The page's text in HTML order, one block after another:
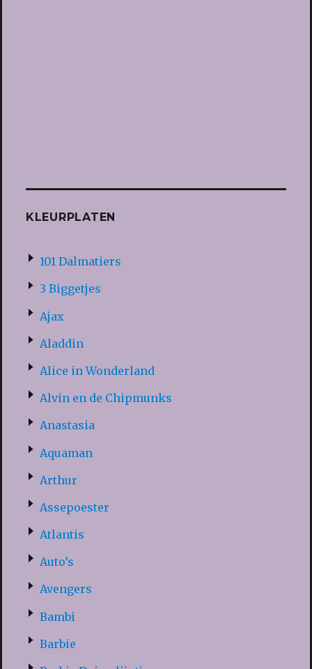
KLEURPLATEN
101 Dalmatiers
3 Biggetjes
Ajax
Aladdin
Alice in Wonderland
Alvin en de Chipmunks
Anastasia
Aquaman
Arthur
Assepoester
Atlantis
Auto’s
Avengers
Bambi
Barbie